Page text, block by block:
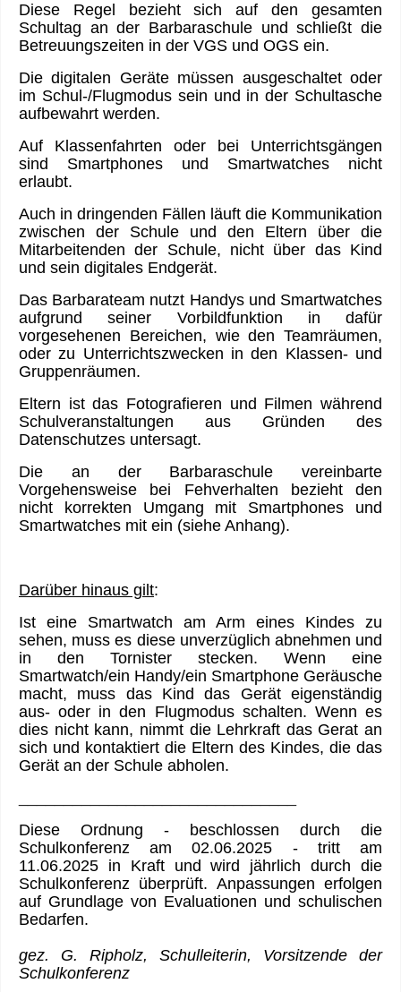
Diese Regel bezieht sich auf den gesamten
Schultag an der Barbaraschule und schließt die
Betreuungszeiten in der VGS und OGS ein.
Die digitalen Geräte müssen ausgeschaltet oder
im Schul-/Flugmodus sein und in der Schultasche
aufbewahrt werden.
Auf Klassenfahrten oder bei Unterrichtsgängen
sind Smartphones und Smartwatches nicht
erlaubt.
Auch in dringenden Fällen läuft die Kommunikation
zwischen der Schule und den Eltern über die
Mitarbeitenden der Schule, nicht über das Kind
und sein digitales Endgerät.
Das Barbarateam nutzt Handys und Smartwatches
aufgrund seiner Vorbildfunktion in dafür
vorgesehenen Bereichen, wie den Teamräumen,
oder zu Unterrichtszwecken in den Klassen- und
Gruppenräumen.
Eltern ist das Fotografieren und Filmen während
Schulveranstaltungen aus Gründen des
Datenschutzes untersagt.
Die an der Barbaraschule vereinbarte
Vorgehensweise bei Fehverhalten bezieht den
nicht korrekten Umgang mit Smartphones und
Smartwatches mit ein (siehe Anhang).
Darüber hinaus gilt:
Ist eine Smartwatch am Arm eines Kindes zu
sehen, muss es diese unverzüglich abnehmen und
in den Tornister stecken. Wenn eine
Smartwatch/ein Handy/ein Smartphone Geräusche
macht, muss das Kind das Gerät eigenständig
aus- oder in den Flugmodus schalten. Wenn es
dies nicht kann, nimmt die Lehrkraft das Gerat an
sich und kontaktiert die Eltern des Kindes, die das
Gerät an der Schule abholen.
Diese Ordnung - beschlossen durch die
Schulkonferenz am 02.06.2025 - tritt am
11.06.2025 in Kraft und wird jährlich durch die
Schulkonferenz überprüft. Anpassungen erfolgen
auf Grundlage von Evaluationen und schulischen
Bedarfen.
gez. G. Ripholz, Schulleiterin, Vorsitzende der
Schulkonferenz